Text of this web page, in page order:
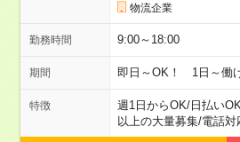
物流企業
勤務時間 9:00～18:00
期間 即日～OK！ 1日～働
特徴 週1日からOK/日払いOK
以上の大量募集/電話対